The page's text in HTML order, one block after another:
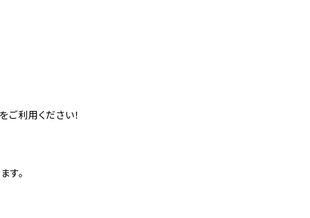
ご利用ください！
す。